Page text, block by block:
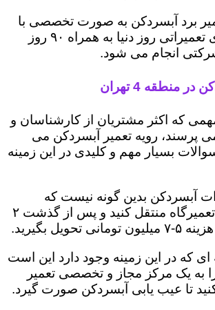
برد آبسردکن به صورت تخصصی با
بروزترین ابزارهای تعمیراتی روز دنیا به همراه ۹۰ روز
انجام می شود.
منطقه 4 تهران
که اکثر مشتریان از کارشناسان و
پرسند، رویه تعمیر آبسردکن می
بسیار مهم و کلیدی در این زمینه
آبسردکن بدین گونه نیست که
دستگاه را به یک تعمیرگاه منتقل کنید و پس از گذشت ۲
بگیرید.
ای که در این زمینه وجود دارد این است
به یک مرکز مجاز و تخصصی تعمیر
تا عیب یابی آبسردکن صورت گیرد.